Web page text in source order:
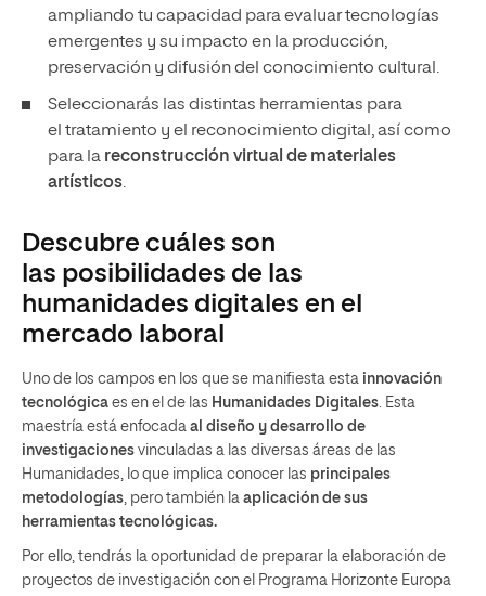
ampliando tu capacidad para evaluar tecnologías
emergentes y su impacto en la producción,
preservación y difusión del conocimiento cultural.
Seleccionarás las distintas herramientas para
el tratamiento y el reconocimiento digital, así como
para la reconstrucción virtual de materiales
artísticos.
Descubre cuáles son
las posibilidades de las
humanidades digitales en el
mercado laboral
Uno de los campos en los que se manifiesta esta innovación
tecnológica es en el de las Humanidades Digitales. Esta
maestría está enfocada al diseño y desarrollo de
investigaciones vinculadas a las diversas áreas de las
Humanidades, lo que implica conocer las principales
metodologías, pero también la aplicación de sus
herramientas tecnológicas.
Por ello, tendrás la oportunidad de preparar la elaboración de
proyectos de investigación con el Programa Horizonte Europa